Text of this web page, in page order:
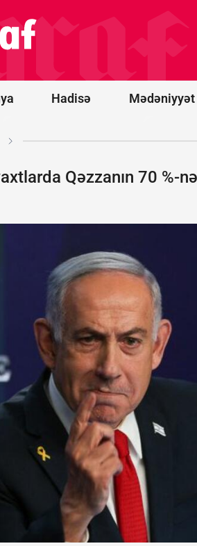
Hadisə Mədəniyyət
Xocavənddə
traktor
düşdü
Qəzzanın 70 %-